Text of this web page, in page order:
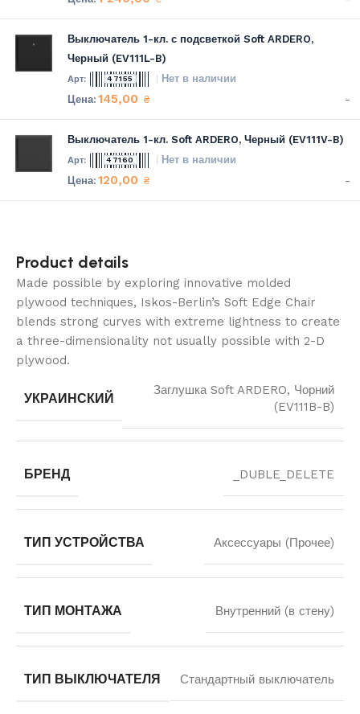
Выключатель 1-кл. с подсветкой Soft ARDERO,
Черный (EV111L-B)
47155 Нет в наличии
145,00 ₴ -
Выключатель 1-кл. Soft ARDERO, Черный (EV111V-B)
47160 Нет в наличии
120,00 ₴ -
Product details
Made possible by exploring innovative molded
plywood techniques, Iskos-Berlin’s Soft Edge Chair
blends strong curves with extreme lightness to create
a three-dimensionality not usually possible with 2-D
plywood.
УКРАИНСКИЙ
Заглушка Soft ARDERO, Чорний
(EV111B-B)
БРЕНД _DUBLE_DELETE
ТИП УСТРОЙСТВА Аксессуары (Прочее)
ТИП МОНТАЖА Внутренний (в стену)
ТИП ВЫКЛЮЧАТЕЛЯ Стандартный выключатель